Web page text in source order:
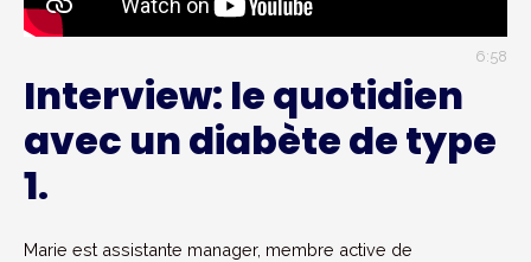
6:58
Interview: le quotidien
avec un diabète de type
1.
Marie est assistante manager, membre active de